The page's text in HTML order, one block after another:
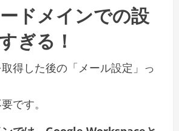
ドメインでの設
ぎる！
得した後の「メール設定」っ
です。